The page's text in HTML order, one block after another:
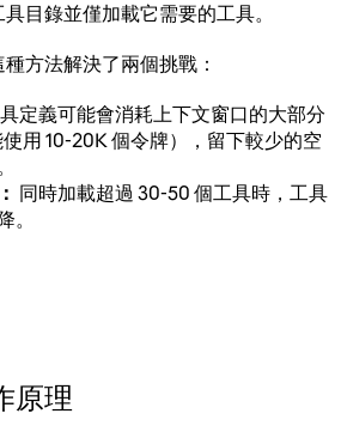
目錄並僅加載它需要的工具。
方法解決了兩個挑戰：
定義可能會消耗上下文窗口的大部分
使用 10-20K 個令牌），留下較少的空
同時加載超過 30-50 個工具時，工具
。
原理